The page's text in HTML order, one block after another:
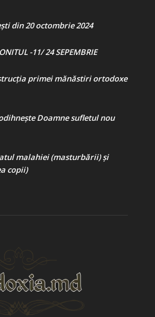
din 20 octombrie 2024
-11/ 24 SEPEMBRIE
primei mănăstiri ortodoxe
Doamne sufletul nou
malahiei (masturbării) şi
copii)